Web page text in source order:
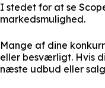
I stedet for at se
markedsmulighed.
Mange af dine
eller besværligt. Hvis
næste udbud eller